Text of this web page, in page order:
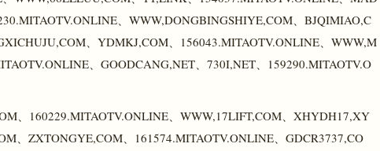
、WWW,DONGBINGSHIYE,COM、BJQIMIAO,C
、YDMKJ,COM、156043.MITAOTV.ONLINE、WWW,M
、GOODCANG,NET、730I,NET、159290.MITAOTV.O
、160229.MITAOTV.ONLINE、WWW,17LIFT,COM、XHYDH17,XY
、ZXTONGYE,COM、161574.MITAOTV.ONLINE、GDCR3737,CO